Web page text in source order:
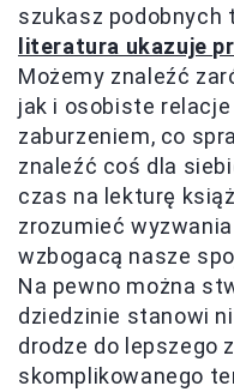
szukasz podobnych
literatura ukazuje
Możemy znaleźć
jak i osobiste
zaburzeniem, co
znaleźć coś dla
czas na lekturę
zrozumieć
wzbogacą nasze
Na pewno można
dziedzinie stanowi
drodze do lepszego
skomplikowanego